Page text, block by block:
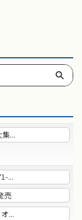
...
...
売
...